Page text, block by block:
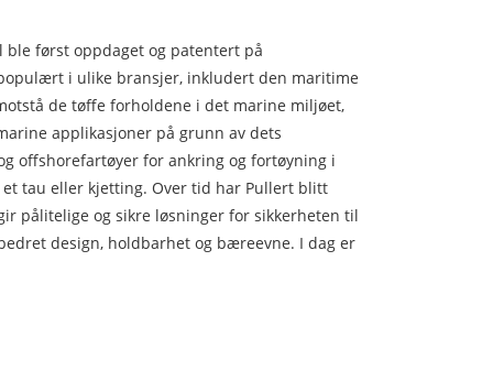
først oppdaget og patentert på
i ulike bransjer, inkludert den maritime
de tøffe forholdene i det marine miljøet,
applikasjoner på grunn av dets
offshorefartøyer for ankring og fortøyning i
tau eller kjetting. Over tid har Pullert blitt
pålitelige og sikre løsninger for sikkerheten til
design, holdbarhet og bæreevne. I dag er